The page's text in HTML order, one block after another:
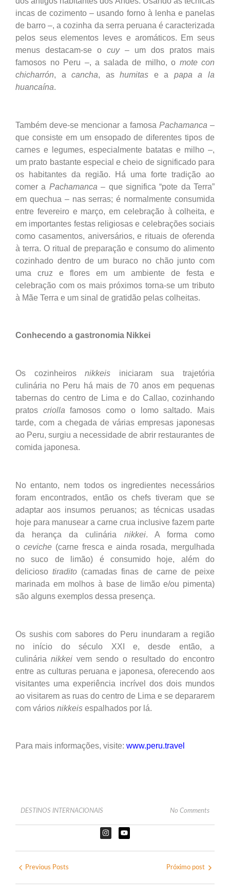
incas de cozimento – usando forno à lenha e panelas
de barro –, a cozinha da serra peruana é caracterizada
pelos seus elementos leves e aromáticos. Em seus
menus destacam-se o cuy– um dos pratos mais
famosos no Peru –, a salada de milho, o mote con
chicharrón, acancha, ashumitas e a papa a la
huancaína.
Também deve-se mencionar a famosa Pachamanca –
que consiste em um ensopado de diferentes tipos de
carnes e legumes, especialmente batatas e milho –,
um prato bastante especial e cheio de significado para
os habitantes da região. Há uma forte tradição ao
comer a Pachamanca – que significa “pote da Terra”
em quechua – nas serras; é normalmente consumida
entre fevereiro e março, em celebração à colheita, e
em importantes festas religiosas e celebrações sociais
como casamentos, aniversários, e rituais de oferenda
à terra. O ritual de preparação e consumo do alimento
cozinhado dentro de um buraco no chão junto com
uma cruz e flores em um ambiente de festa e
celebração com os mais próximos torna-se um tributo
à Mãe Terra e um sinal de gratidão pelas colheitas.
Conhecendo a gastronomia Nikkei
Os cozinheirosnikkeis iniciaram sua trajetória
culinária no Peru há mais de 70 anos em pequenas
tabernas do centro de Lima e do Callao, cozinhando
pratos criollafamosos como o lomo saltado. Mais
tarde, com a chegada de várias empresas japonesas
ao Peru, surgiu a necessidade de abrir restaurantes de
comida japonesa.
No entanto, nem todos os ingredientes necessários
foram encontrados, então os chefs tiveram que se
adaptar aos insumos peruanos; as técnicas usadas
hoje para manusear a carne crua inclusive fazem parte
da herança da culinária nikkei. A forma como
o ceviche (carne fresca e ainda rosada, mergulhada
no suco de limão) é consumido hoje, além do
deliciosotiradito (camadas finas de carne de peixe
marinada em molhos à base de limão e/ou pimenta)
são alguns exemplos dessa presença.
Os sushis com sabores do Peru inundaram a região
no início do século XXI e, desde então, a
culinária nikkei vem sendo o resultado do encontro
entre as culturas peruana e japonesa, oferecendo aos
visitantes uma experiência incrível dos dois mundos
ao visitarem as ruas do centro de Lima e se depararem
com vários nikkeis espalhados por lá.
Para mais informações, visite: www.peru.travel
DESTINOS INTERNACIONAIS No Comments
Previous Posts Próximo post